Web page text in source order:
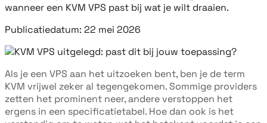
wanneer een KVM VPS past bij wat je wilt draaien.
Publicatiedatum: 22 mei 2026
Als je een VPS aan het uitzoeken bent, ben je de term
KVM vrijwel zeker al tegengekomen. Sommige providers
zetten het prominent neer, andere verstoppen het
ergens in een specificatietabel. Hoe dan ook is het